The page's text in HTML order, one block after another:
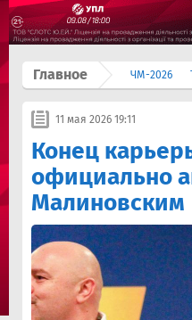
Главное ЧМ-2026
11 мая 2026 19:11
Конец
официально
Малиновским